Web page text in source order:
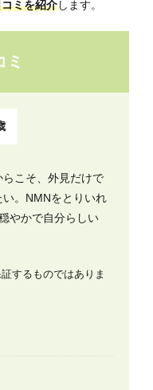
ミを紹介します。
ミ
こそ、外見だけで
。NMNをとりいれ
やかで自分らしい
するものではありま